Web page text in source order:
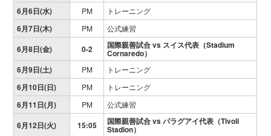
6月6日(水) PM トレーニング
6月7日(木) PM 公式練習
6月8日(金) 0-2 国際親善試合 vs スイス代表（Stadium
Cornaredo）
6月9日(土)
PM トレーニング
6月10日(日) PM トレーニング
6月11日(月) PM 公式練習
6月12日(火) 15:05 国際親善試合 vsパラグアイ代表（Tivoli
Stadion）